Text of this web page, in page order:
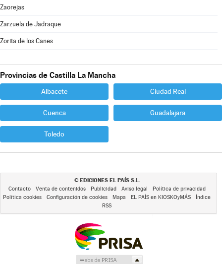
Zaorejas
Zarzuela de Jadraque
Zorita de los Canes
Provincias de Castilla La Mancha
Albacete Ciudad Real
Cuenca Guadalajara
Toledo
© EDICIONES EL PAÍS S.L.
Contacto Venta de contenidos Publicidad Aviso legal
Política de privacidad
Política cookies
Configuración de cookies Mapa EL PAÍS en KIOSKOyMÁS
Índice
RSS